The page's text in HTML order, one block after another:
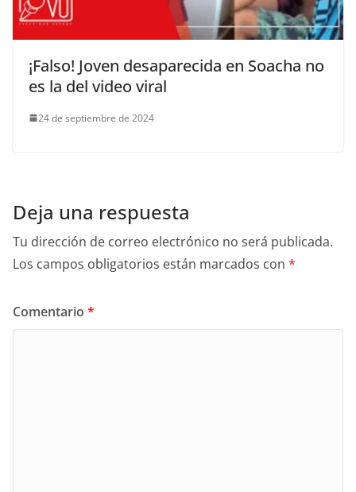
¡Falso! Joven desaparecida en Soacha no
es la del video viral
24 de septiembre de 2024
Deja una respuesta
Tu dirección de correo electrónico no será publicada.
Los campos obligatorios están marcados con *
Comentario *